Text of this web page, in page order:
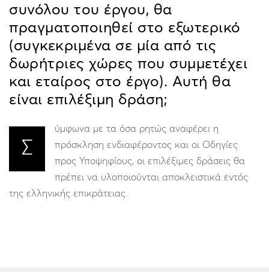
συνόλου του έργου, θα
πραγματοποιηθεί στο εξωτερικό
(συγκεκριμένα σε μία από τις
δωρήτριες χώρες που συμμετέχει
και εταίρος στο έργο). Αυτή θα
είναι επιλέξιμη δράση;
Σ
ύμφωνα με τα όσα ρητώς αναφέρει η
πρόσκληση ενδιαφέροντος και οι Οδηγίες
προς Υποψηφίους, οι επιλέξιμες δράσεις θα
πρέπει να υλοποιούνται αποκλειστικά εντός
της ελληνικής επικράτειας.